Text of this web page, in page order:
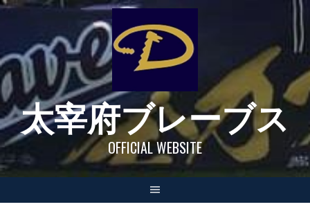
Skip
content
太宰府ブレーブス
OFFICIAL WEBSITE